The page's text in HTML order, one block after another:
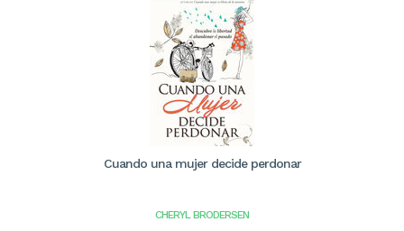
Cuando una mujer decide perdonar
CHERYL BRODERSEN